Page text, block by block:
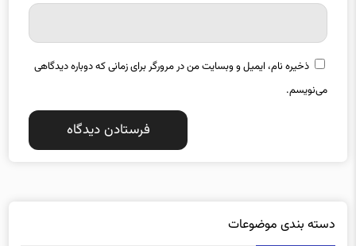
ذخیره نام، ایمیل و وبسایت من در مرورگر برای زمانی که دوباره دیدگاهی
می‌نویسم.
دسته بندی موضوعات